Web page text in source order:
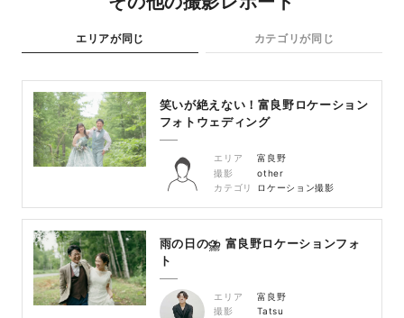
エリアが同じ カテゴリが同じ
笑いが絶えない！富良野ロケーション
フォトウェディング
エリア
富良野
撮影
other
カテゴリ
ロケーション撮影
雨の日の⛈ 富良野ロケーションフォ
ト
エリア
富良野
撮影
Tatsu